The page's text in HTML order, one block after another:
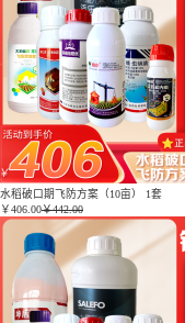
水稻破口期飞防方案（10亩） 1套
￥406.00￥442.00